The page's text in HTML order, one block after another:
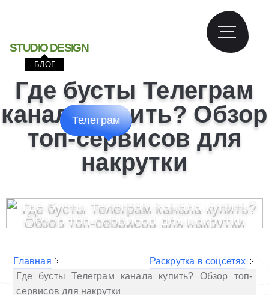
STUDIO DESIGN
БЛОГ
Где бусты Телеграм
канала купить? Обзор
топ-сервисов для
накрутки
Телеграм
Главная
Раскрутка в соцсетях
Где бусты Телеграм канала купить? Обзор топ-
сервисов для накрутки